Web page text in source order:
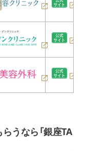
うなら「銀座TA